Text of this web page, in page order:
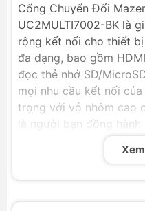
Cổng Chuyển Đổi
UC2MULTI7002-BK là
rộng kết nối cho thiết
đa dạng, bao gồm
đọc thẻ nhớ SD/
mọi nhu cầu kết nối
trọng với vỏ nhôm cao
là người bạn đồng
Thông số kỹ
Mazer
UC2MULTI7002-